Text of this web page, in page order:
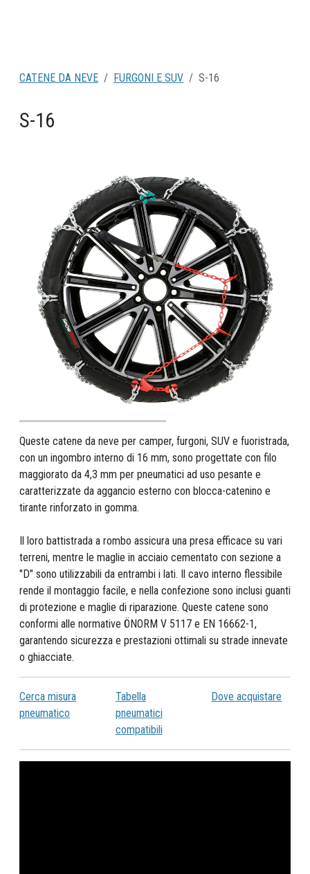
CATENE DA NEVE FURGONI E SUV S-16
S-16
Queste catene da neve per camper, furgoni, SUV e fuoristrada,
con un ingombro interno di 16 mm, sono progettate con filo
maggiorato da 4,3 mm per pneumatici ad uso pesante e
caratterizzate da aggancio esterno con blocca-catenino e
tirante rinforzato in gomma.
Il loro battistrada a rombo assicura una presa efficace su vari
terreni, mentre le maglie in acciaio cementato con sezione a
"D" sono utilizzabili da entrambi i lati. Il cavo interno flessibile
rende il montaggio facile, e nella confezione sono inclusi guanti
di protezione e maglie di riparazione. Queste catene sono
conformi alle normative ÖNORM V 5117 e EN 16662-1,
garantendo sicurezza e prestazioni ottimali su strade innevate
o ghiacciate.
Cerca misura
pneumatico
Tabella
pneumatici
compatibili
Dove acquistare